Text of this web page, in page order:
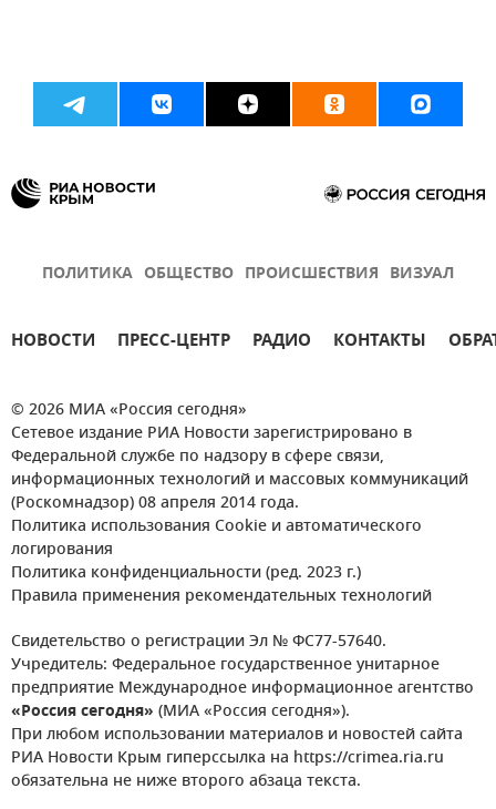
ПОЛИТИКА ОБЩЕСТВО ПРОИСШЕСТВИЯ ВИЗУАЛ
НОВОСТИ ПРЕСС-ЦЕНТР РАДИО КОНТАКТЫ
© 2026 МИА «Россия сегодня»
Сетевое издание РИА Новости зарегистрировано в
Федеральной службе по надзору в сфере связи,
информационных технологий и массовых коммуникаций
(Роскомнадзор) 08 апреля 2014 года.
Политика использования Cookie и автоматического
логирования
Политика конфиденциальности (ред. 2023 г.)
Правила применения рекомендательных технологий
Свидетельство о регистрации Эл № ФС77-57640.
Учредитель: Федеральное государственное унитарное
предприятие Международное информационное агентство
«Россия сегодня» (МИА «Россия сегодня»).
При любом использовании материалов и новостей сайта
РИА Новости Крым гиперссылка на https://crimea.ria.ru
обязательна не ниже второго абзаца текста.